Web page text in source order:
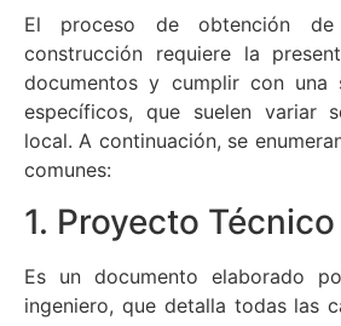
El proceso de obtención
construcción requiere la
documentos y cumplir con una
específicos, que suelen variar
local. A continuación, se
comunes:
1. Proyecto Técnico
Es un documento elaborado
ingeniero, que detalla todas las